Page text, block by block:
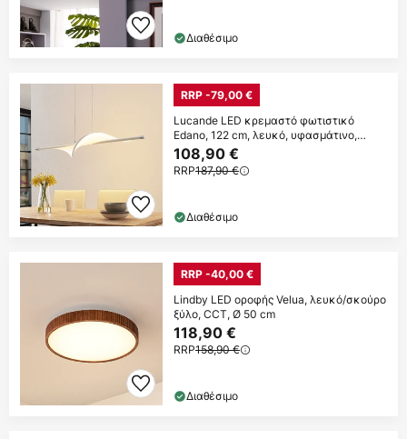
Διαθέσιμο
RRP -79,00 €
Lucande LED κρεμαστό φωτιστικό
Edano, 122 cm, λευκό, υφασμάτινο,
ρυθμιζόμενο
108,90 €
RRP187,90 €
Διαθέσιμο
RRP -40,00 €
Lindby LED οροφής Velua, λευκό/σκούρο
ξύλο, CCT, Ø 50 cm
118,90 €
RRP158,90 €
Διαθέσιμο